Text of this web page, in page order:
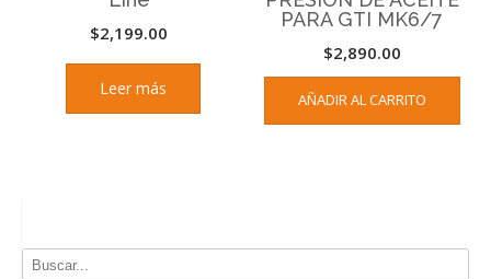
$2,199.00
Leer más
PARA GTI MK6/7
$2,890.00
AÑADIR AL CARRITO